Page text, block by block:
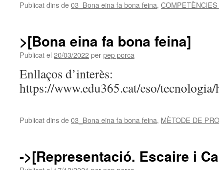
Publicat dins de03_Bona eina fa bona feina,
>[Bona eina fa bona feina]
Publicat el 20/03/2022perpep porca
Enllaços d’interès:
https://www.edu365.cat/eso/
Publicat dins de03_Bona eina fa bona feina, MÈTODE DE
->[Representació. Escaire i